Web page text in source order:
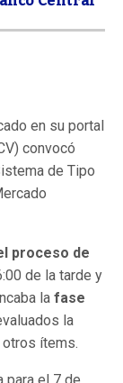
en su portal
convocó
de Tipo
proceso de
de la tarde y
la fase
la
ítems.